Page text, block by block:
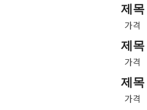
제목
가격
제목
가격
제목
가격